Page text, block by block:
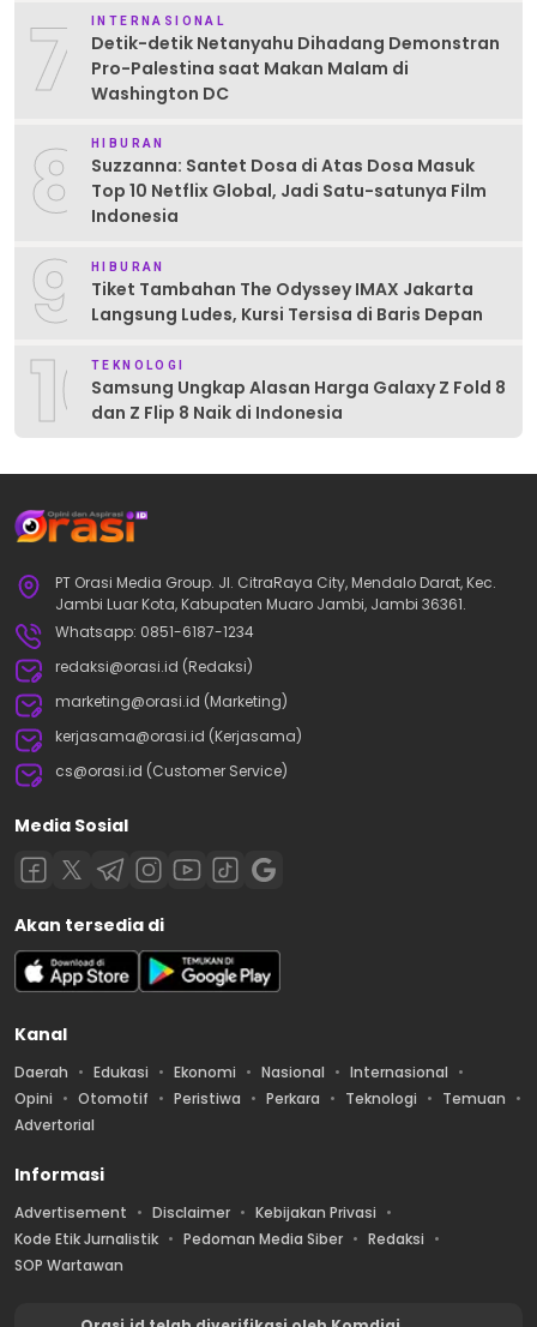
7 INTERNASIONAL
Detik-detik Netanyahu Dihadang Demonstran
Pro-Palestina saat Makan Malam di
Washington DC
8 HIBURAN
Suzzanna: Santet Dosa di Atas Dosa Masuk
Top 10 Netflix Global, Jadi Satu-satunya Film
Indonesia
9 HIBURAN
Tiket Tambahan The Odyssey IMAX Jakarta
Langsung Ludes, Kursi Tersisa di Baris Depan
10TEKNOLOGI
Samsung Ungkap Alasan Harga Galaxy Z Fold 8
dan Z Flip 8 Naik di Indonesia
PT Orasi Media Group. Jl. CitraRaya City, Mendalo Darat, Kec.
Jambi Luar Kota, Kabupaten Muaro Jambi, Jambi 36361.
Whatsapp: 0851-6187-1234
redaksi@orasi.id (Redaksi)
marketing@orasi.id (Marketing)
kerjasama@orasi.id (Kerjasama)
cs@orasi.id (Customer Service)
Media Sosial
Akan tersedia di
Kanal
Daerah Edukasi Ekonomi Nasional
Internasional
Opini
Otomotif Peristiwa Perkara Teknologi
Temuan
Advertorial
Informasi
Advertisement Disclaimer
Kebijakan Privasi
Kode Etik Jurnalistik
Pedoman Media Siber
Redaksi
SOP Wartawan